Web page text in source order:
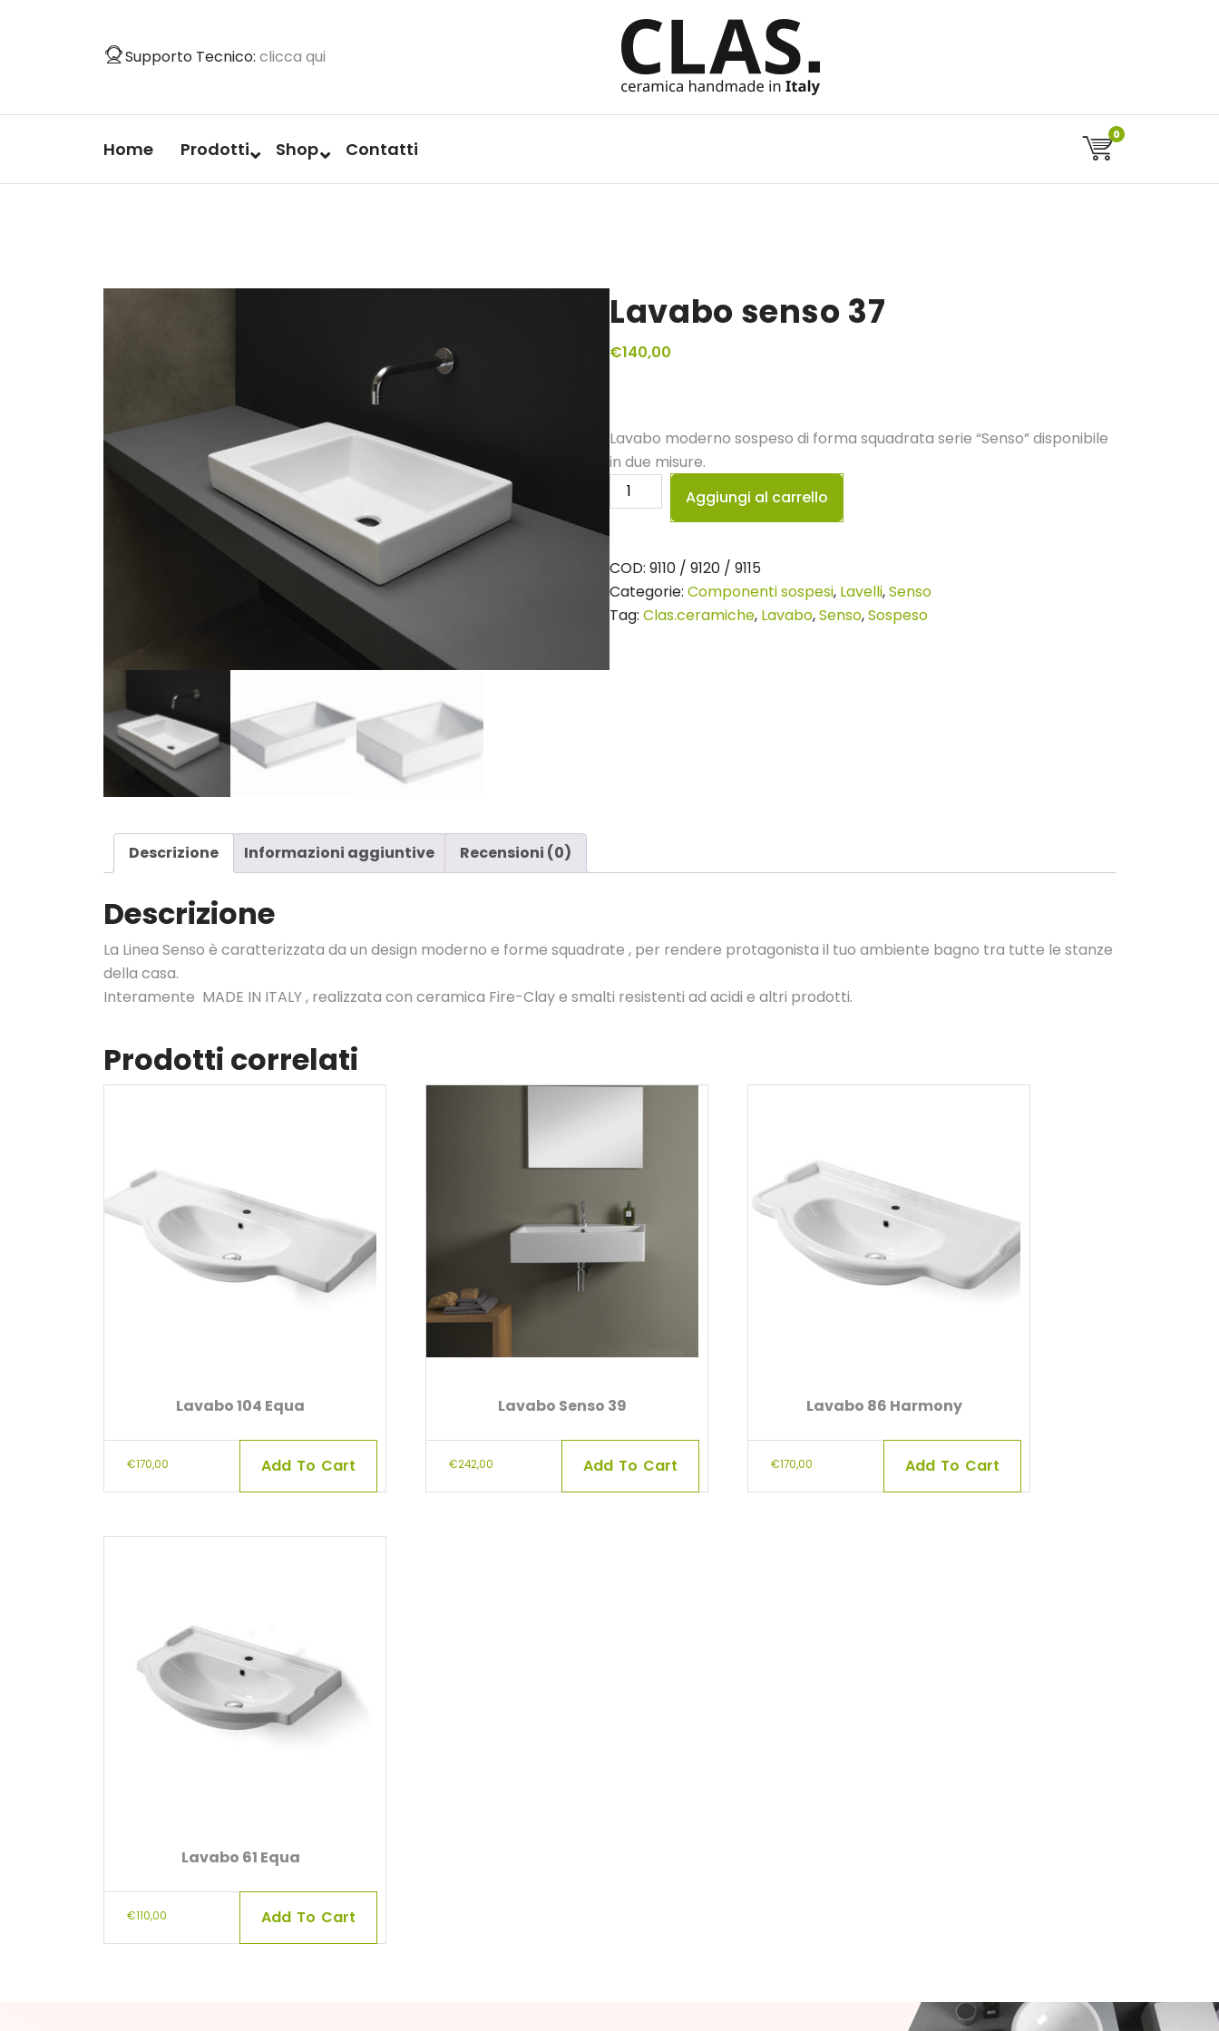
Supporto Tecnico: clicca qui
Home Prodotti Shop Contatti
0
Lavabo senso 37
€140,00
Lavabo moderno sospeso di forma squadrata serie “Senso” disponibile
in due misure.
Lavabo
senso
37
Aggiungi al carrello
COD: 9110 / 9120 / 9115
Categorie: Componenti sospesi, Lavelli,Senso
Tag: Clas.ceramiche, Lavabo,Senso,Sospeso
Descrizione Informazioni aggiuntive Recensioni (0)
Descrizione
La Linea Senso è caratterizzata da un design moderno e forme squadrate , per rendere protagonista il tuo ambiente bagno tra tutte le stanze
della casa.
Interamente MADE IN ITALY , realizzata con ceramica Fire-Clay e smalti resistenti ad acidi e altri prodotti.
Prodotti correlati
Lavabo 104 Equa
€170,00 Add To Cart
Lavabo Senso 39
€242,00 Add To Cart
Lavabo 86 Harmony
€170,00 Add To Cart
Lavabo 61 Equa
€110,00 Add To Cart